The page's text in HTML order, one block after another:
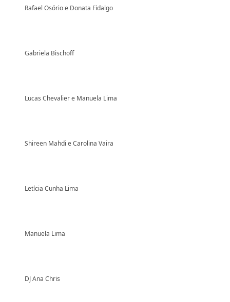
Rafael Osório e Donata Fidalgo
Gabriela Bischoff
Lucas Chevalier e Manuela Lima
Shireen Mahdi e Carolina Vaira
Letícia Cunha Lima
Manuela Lima
DJ Ana Chris